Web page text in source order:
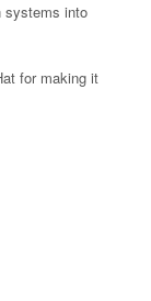
systems into
for making it